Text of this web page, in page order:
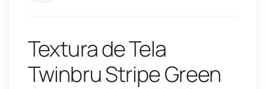
Textura de Tela
Twinbru Stripe Green